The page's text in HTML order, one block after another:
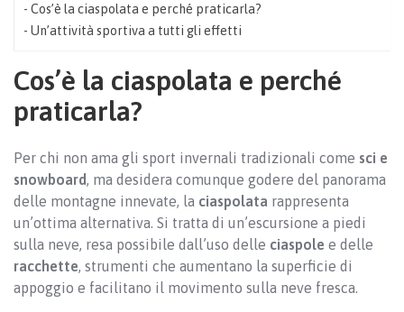
Cos’è la ciaspolata e perché praticarla?
Un’attività sportiva a tutti gli effetti
Cos’è la ciaspolata e perché
praticarla?
Per chi non ama gli sport invernali tradizionali come sci e
snowboard, ma desidera comunque godere del panorama
delle montagne innevate, la ciaspolata rappresenta
un’ottima alternativa. Si tratta di un’escursione a piedi
sulla neve, resa possibile dall’uso delle ciaspole e delle
racchette, strumenti che aumentano la superficie di
appoggio e facilitano il movimento sulla neve fresca.